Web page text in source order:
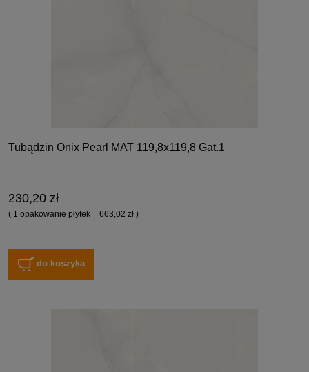
Tubądzin Onix Pearl MAT 119,8x119,8 Gat.1
230,20 zł
( 1 opakowanie płytek = 663,02 zł )
do koszyka